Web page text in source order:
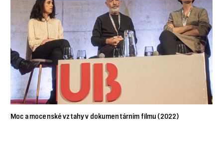
Moc a mocenské vztahy v dokumentárním filmu (2022)